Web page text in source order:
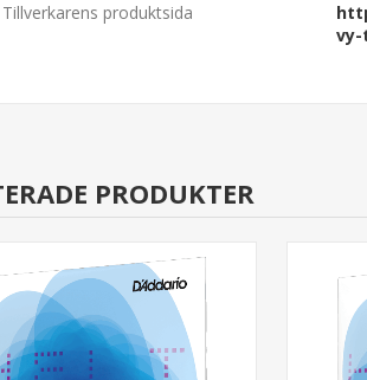
Tillverkarens produktsida
PRODUKTER